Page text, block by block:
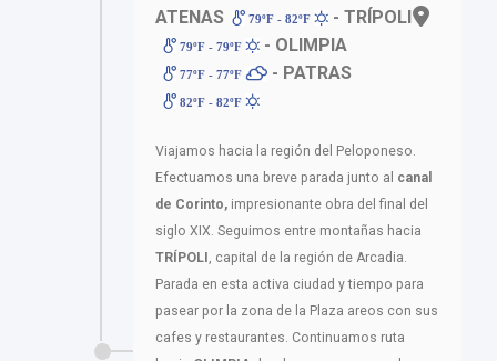
ATENAS 79ºF - 82ºF - TRÍPOLI
79ºF - 79ºF - OLIMPIA
77ºF - 77ºF - PATRAS
82ºF - 82ºF
Viajamos hacia la región del Peloponeso.
Efectuamos una breve parada junto al canal
de Corinto, impresionante obra del final del
siglo XIX. Seguimos entre montañas hacia
TRÍPOLI , capital de la región de Arcadia.
Parada en esta activa ciudad y tiempo para
pasear por la zona de la Plaza areos con sus
cafes y restaurantes. Continuamos ruta